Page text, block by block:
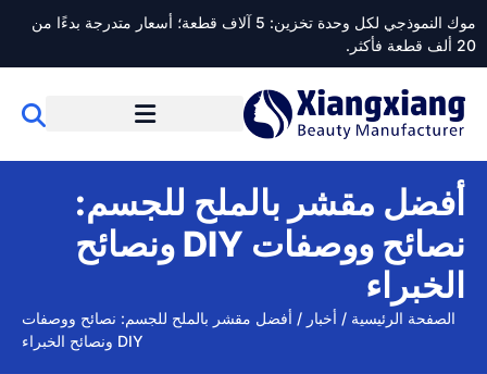
موك النموذجي لكل وحدة تخزين: 5 آلاف قطعة؛ أسعار متدرجة بدءًا من
20 ألف قطعة فأكثر.
أفضل مقشر بالملح للجسم:
نصائح ووصفات DIY ونصائح
الخبراء
الصفحة الرئيسية / أخبار / أفضل مقشر بالملح للجسم: نصائح ووصفات
DIY ونصائح الخبراء